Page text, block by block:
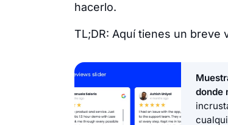
hacerlo.
TL;DR: Aquí tienes un breve
donde